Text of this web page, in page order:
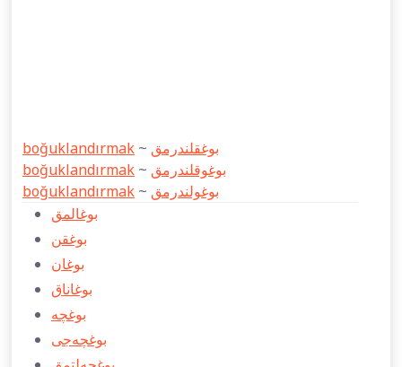
boğuklandırmak ~ بوغقلندرمق
boğuklandırmak ~ بوغوقلندرمق
boğuklandırmak ~ بوغولندرمق
بوغالمق
بوغقن
بوغان
بوغاناق
بوغچه
بوغچه‌جی